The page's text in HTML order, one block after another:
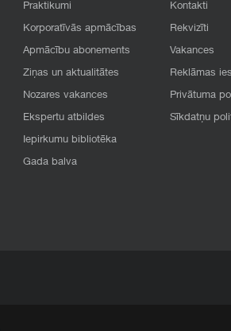
Praktikumi
Korporatīvās apmācības
Apmācību abonements
Ziņas un aktualitātes
Nozares vakances
Ekspertu atbildes
Iepirkumu bibliotēka
Gada balva
Kontakti
Rekvizīti
Vakances
Reklāmas
Privātuma
Sīkdatņu